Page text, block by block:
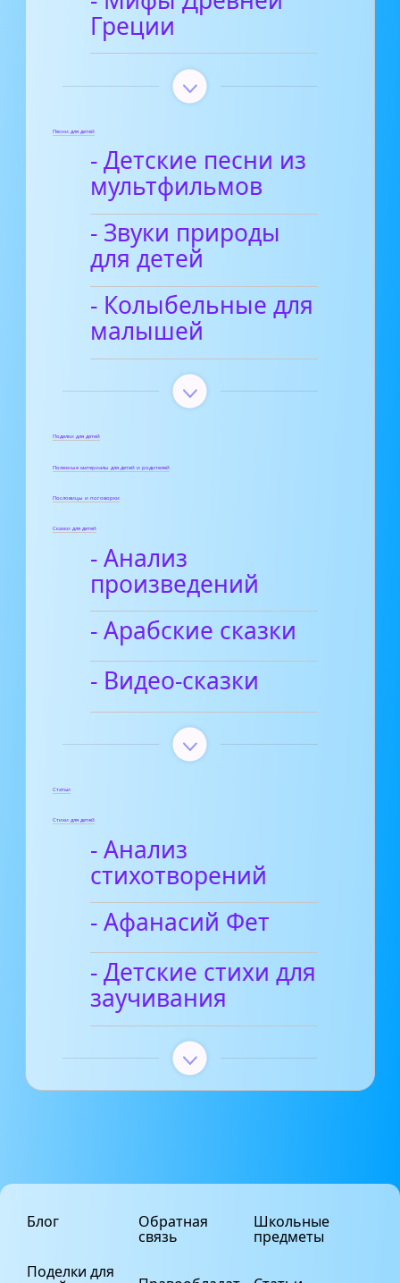
Греции
Песни для детей
- Детские песни из
мультфильмов
- Звуки природы
для детей
- Колыбельные для
малышей
Поделки для детей
Полезные материалы для детей и родителей
Пословицы и поговорки
Сказки для детей
- Анализ
произведений
- Арабские сказки
- Видео-сказки
Статьи
Стихи для детей
- Анализ
стихотворений
- Афанасий Фет
- Детские стихи для
заучивания
Блог
Поделки для
Обратная
связь
Школьные
предметы